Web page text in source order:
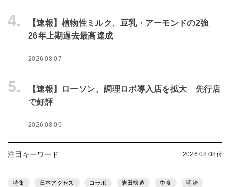
4.
【速報】植物性ミルク、豆乳・アーモンドの2強
26年上期過去最高達成
2026.08.07
5.
【速報】ローソン、調理ロボ導入店を拡大 先行店
で好評
2026.08.06
注目キーワード 2026.08.08付
特集 日本アクセス コラボ 岩田醸造 中食 明治